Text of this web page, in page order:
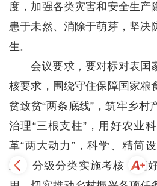
度，加强各类灾害和安全生产
患于未然、消除于萌芽，坚决
生。
会议要求，要对标对表国
核要求，围绕守住保障国家粮
贫致贫“两条底线”，筑牢乡村
治理“三根支柱”，用好农业
革“两大动力”，科学、精简
宜、分级分类实施考核，更